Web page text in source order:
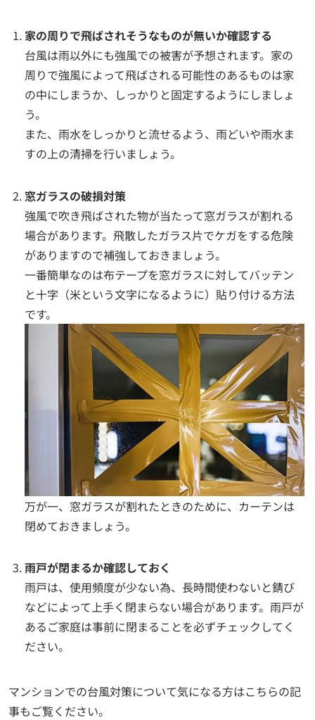
家の周りで飛ばされそうなものが無いか確認する
台風は雨以外にも強風での被害が予想されます。家の
周りで強風によって飛ばされる可能性のあるものは家
の中にしまうか、しっかりと固定するようにしましょ
う。
また、雨水をしっかりと流せるよう、雨どいや雨水ま
すの上の清掃を行いましょう。
窓ガラスの破損対策
強風で吹き飛ばされた物が当たって窓ガラスが割れる
場合があります。飛散したガラス片でケガをする危険
がありますので補強しておきましょう。
一番簡単なのは布テープを窓ガラスに対してバッテン
と十字（米という文字になるように）貼り付ける方法
です。
万が一、窓ガラスが割れたときのために、カーテンは
閉めておきましょう。
雨戸が閉まるか確認しておく
雨戸は、使用頻度が少ない為、長時間使わないと錆び
などによって上手く閉まらない場合があります。雨戸が
あるご家庭は事前に閉まることを必ずチェックしてく
ださい。
マンションでの台風対策について気になる方はこちらの記
事もご覧ください。